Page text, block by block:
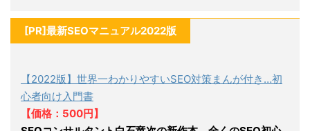
[PR]最新SEOマニュアル2022版
【2022版】世界一わかりやすいSEO対策まんが付き…初
心者向け入門書
【価格：500円】